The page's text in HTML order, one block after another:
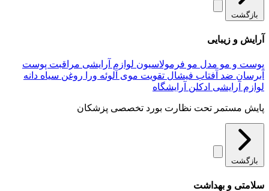
بازگشت
آرایش و زیبایی
پوست و مو مدل مو فرمولاسیون لوازم آرایشی مراقبت پوست
آبرسان ضد آفتاب فیشال تقویت موی آلوئه‌ ورا روغن سیاه دانه
لوازم آرایشی ادکلن آرایشگاه
پایش مستمر تحت نظارت بورد تخصصی پزشکان
بازگشت
سلامتی و بهداشت